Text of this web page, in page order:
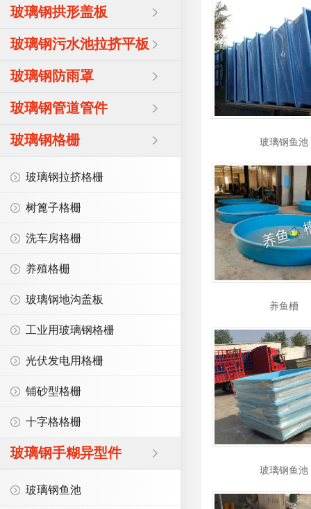
玻璃钢拱形盖板
玻璃钢污水池拉挤平板
玻璃钢防雨罩
玻璃钢管道管件
玻璃钢格栅
玻璃钢拉挤格栅
树篦子格栅
洗车房格栅
养殖格栅
玻璃钢地沟盖板
工业用玻璃钢格栅
光伏发电用格栅
铺砂型格栅
十字格格栅
玻璃钢手糊异型件
玻璃钢鱼池
玻璃钢鱼池
养鱼槽
玻璃钢鱼池